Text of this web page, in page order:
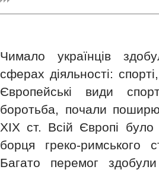
Чимало українців
сферах діяльності:
Європейські види
боротьба, почали
XIX ст. Всій Європі було
борця греко-римського
Багато перемог здобули